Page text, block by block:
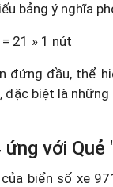
bảng ý nghĩa
21 » 1 nút
đứng đầu, thể
biệt là
với Quẻ
biển số xe